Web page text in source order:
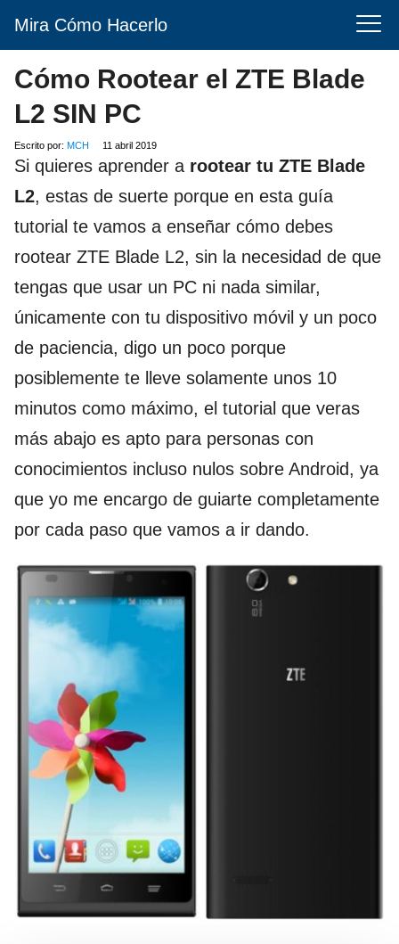
Mira Cómo Hacerlo
Cómo Rootear el ZTE Blade
L2 SIN PC
Escrito por: MCH 11 abril 2019
Si quieres aprender a rootear tu ZTE Blade
L2, estas de suerte porque en esta guía
tutorial te vamos a enseñar cómo debes
rootear ZTE Blade L2, sin la necesidad de que
tengas que usar un PC ni nada similar,
únicamente con tu dispositivo móvil y un poco
de paciencia, digo un poco porque
posiblemente te lleve solamente unos 10
minutos como máximo, el tutorial que veras
más abajo es apto para personas con
conocimientos incluso nulos sobre Android, ya
que yo me encargo de guiarte completamente
por cada paso que vamos a ir dando.